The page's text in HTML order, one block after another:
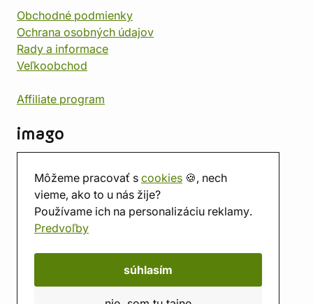
Môžeme pracovať s cookies 🍪, nech
vieme, ako to u nás žije?
Používame ich na personalizáciu reklamy.
Predvoľby
súhlasím
Obchodné podmienky
Ochrana osobných údajov
Rady a informace
Veľkoobchod
Affiliate program
imago
Predajňa
Herňa
O nás
Hodnotenie obchodu